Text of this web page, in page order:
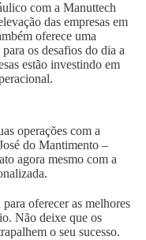
com a Manuttech
das empresas em
oferece uma
os desafios do dia a
estão investindo em
operações com a
do Mantimento –
agora mesmo com a
oferecer as melhores
Não deixe que os
o seu sucesso.